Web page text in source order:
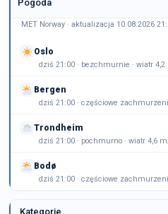
Pogoda
MET Norway · aktualizacja 10.08.2026
Oslo
dziś 21:00 · bezchmurnie · wiatr
Bergen
dziś 21:00 · częściowe
Trondheim
dziś 21:00 · pochmurno · wiatr 4,6
Bodø
dziś 21:00 · częściowe
Kategorie